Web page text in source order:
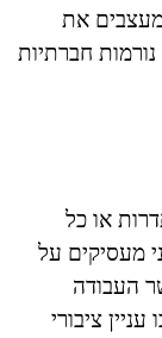
מעצבים את
חברתיות
או כל
מעסיקים על
העבודה
ציבורי